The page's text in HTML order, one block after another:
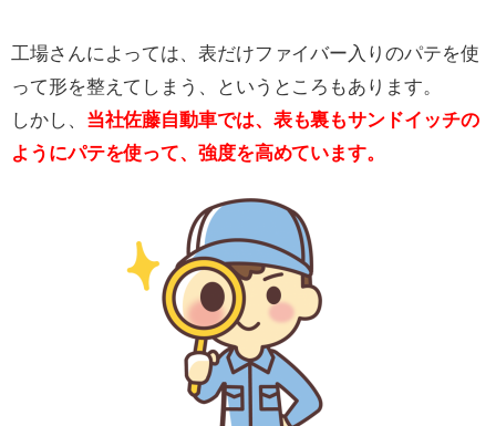
工場さんによっては、表だけファイバー入りのパテを使
って形を整えてしまう、というところもあります。
しかし、 当社佐藤自動車では、表も裏もサンドイッチの
ようにパテを使って、強度を高めています。